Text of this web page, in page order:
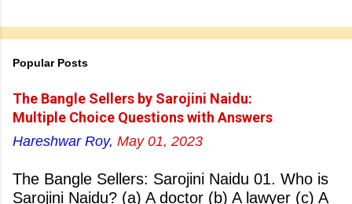
Popular Posts
The Bangle Sellers by Sarojini Naidu:
Multiple Choice Questions with Answers
Hareshwar Roy, May 01, 2023
The Bangle Sellers: Sarojini Naidu 01. Who is
Sarojini Naidu? (a) A doctor (b) A lawyer (c) A